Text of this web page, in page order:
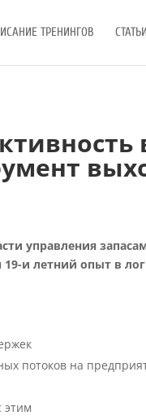
ТРЕНИНГОВ СТАТЬИ
управления
и летний опыт в
потоков на
этим